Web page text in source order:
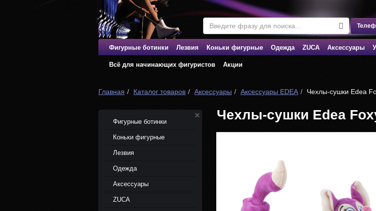
Фигурные ботинки Лезвия Коньки фигурные Одежда ZUCA Аксессуары
Всё для начинающих фигуристов Акции
Главная Каталог товаров Аксессуары Аксессуары EDEA Чехлы-сушки Edea
Фигурные ботинки
Коньки фигурные
Лезвия
Одежда
Аксессуары
ZUCA
Чехлы-сушки Edea